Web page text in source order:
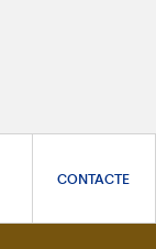
CONTACTE